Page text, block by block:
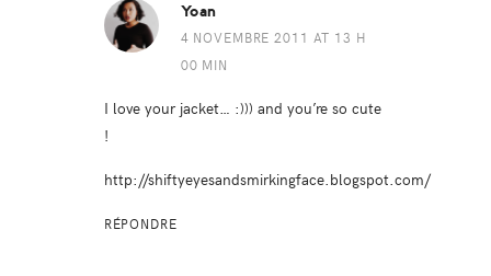
Yoan
4 NOVEMBRE 2011 AT 13 H
00 MIN
I love your jacket… :))) and you’re so cute
!
http://shiftyeyesandsmirkingface.blogspot.com/
RÉPONDRE